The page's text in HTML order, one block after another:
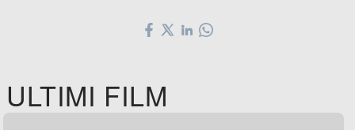
ULTIMI FILM